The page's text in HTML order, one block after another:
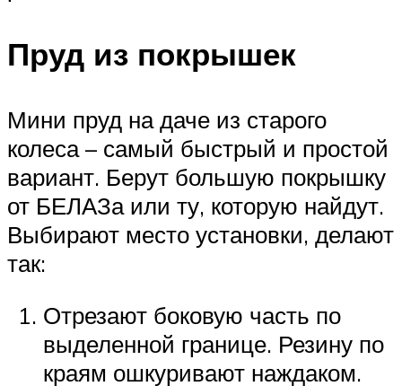
Пруд из покрышек
Мини пруд на даче из старого
колеса – самый быстрый и простой
вариант. Берут большую покрышку
от БЕЛАЗа или ту, которую найдут.
Выбирают место установки, делают
так:
Отрезают боковую часть по
выделенной границе. Резину по
краям ошкуривают наждаком.